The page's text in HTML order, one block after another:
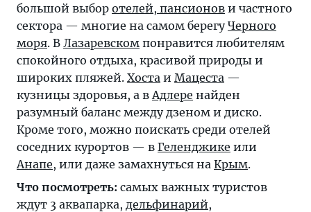
большой выбор отелей, пансионов и частного
сектора — многие на самом берегуЧерного
моря. В Лазаревском понравится любителям
спокойного отдыха, красивой природы и
широких пляжей. Хоста и Мацеста —
кузницы здоровья, а в Адлере найден
разумный баланс между дзеном и диско.
Кроме того, можно поискать среди отелей
соседних курортов — в Геленджике или
Анапе, или даже замахнуться на Крым.
Что посмотреть: самых важных туристов
ждут 3 аквапарка, дельфинарий,